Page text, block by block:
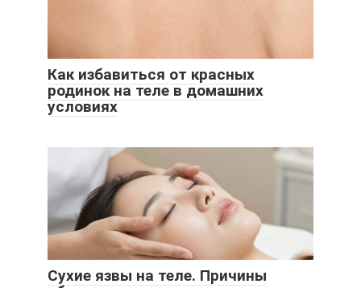
Как избавиться от красных
родинок на теле в домашних
условиях
Сухие язвы на теле. Причины